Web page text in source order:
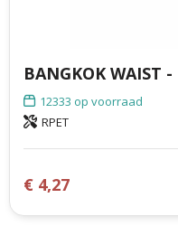
12333 op voorraad
RPET
€ 4,27